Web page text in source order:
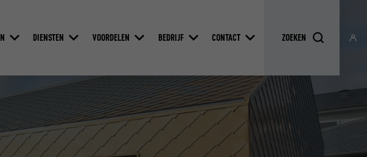
DIENSTEN VOORDELEN BEDRIJF CONTACT